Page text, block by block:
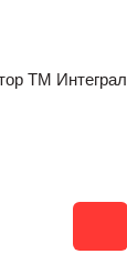
ТМ Интеграл